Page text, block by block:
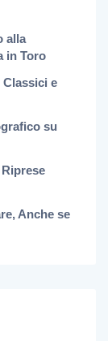
alla
in Toro
Classici e
su
Anche se